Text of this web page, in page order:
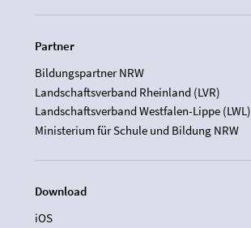
Partner
Bildungspartner NRW
Landschaftsverband Rheinland (LVR)
Landschaftsverband Westfalen-Lippe (LWL)
Ministerium für Schule und Bildung NRW
Download
iOS